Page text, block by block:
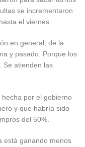
se incrementaron
el viernes.
en general, de la
y pasado. Porque los
Se atienden las
por el gobierno
y que habría sido
del 50%.
está ganando menos